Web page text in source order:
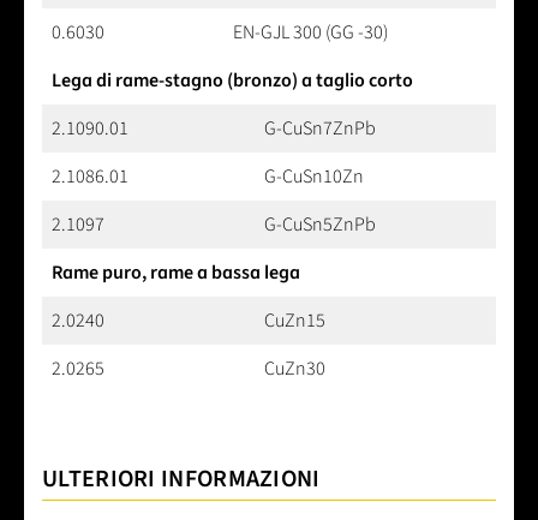
0.6030
EN-GJL 300 (GG -30)
Lega di rame-stagno (bronzo) a taglio corto
2.1090.01
G-CuSn7ZnPb
2.1086.01
G-CuSn10Zn
2.1097
G-CuSn5ZnPb
Rame puro, rame a bassa lega
2.0240
CuZn15
2.0265
CuZn30
ULTERIORI INFORMAZIONI